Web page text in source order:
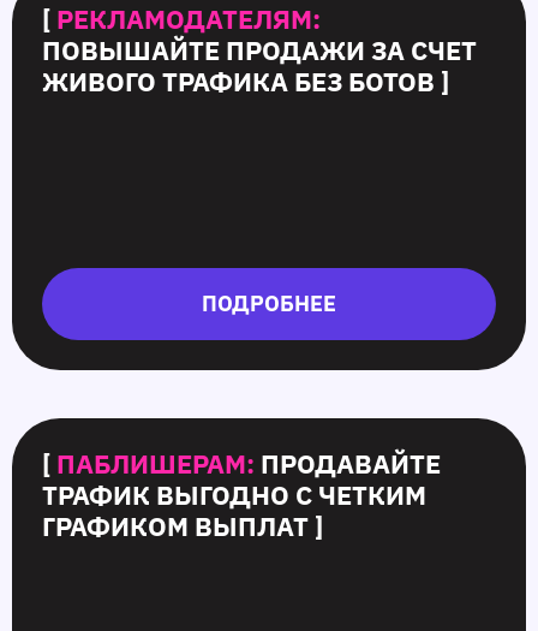
[ РЕКЛАМОДАТЕЛЯМ:
ПОВЫШАЙТЕ ПРОДАЖИ ЗА СЧЕТ
ЖИВОГО ТРАФИКА БЕЗ БОТОВ ]
ПОДРОБНЕЕ
[ ПАБЛИШЕРАМ: ПРОДАВАЙТЕ
ТРАФИК ВЫГОДНО С ЧЕТКИМ
ГРАФИКОМ ВЫПЛАТ ]